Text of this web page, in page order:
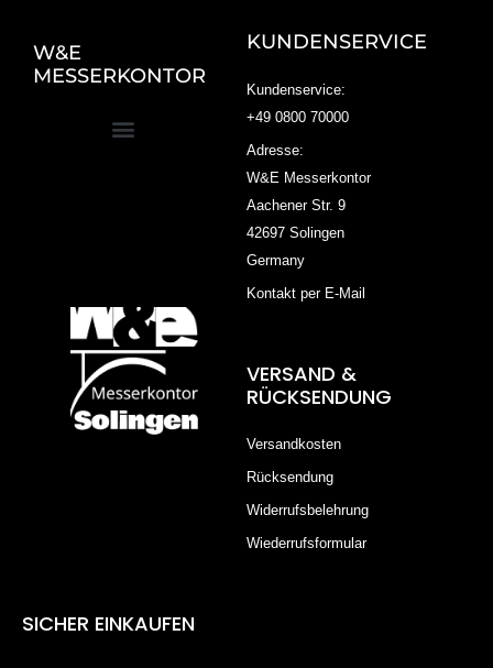
W&E
MESSERKONTOR
KUNDENSERVICE
Kundenservice:
+49 0800 70000
Adresse:
W&E Messerkontor
Aachener Str. 9
42697 Solingen
Germany
Kontakt per E-Mail
VERSAND &
RÜCKSENDUNG
Versandkosten
Rücksendung
Widerrufsbelehrung
Wiederrufsformular
SICHER EINKAUFEN